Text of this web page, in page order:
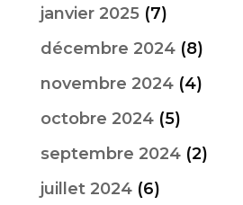
janvier 2025(7)
décembre 2024(8)
novembre 2024(4)
octobre 2024(5)
septembre 2024(2)
juillet 2024(6)